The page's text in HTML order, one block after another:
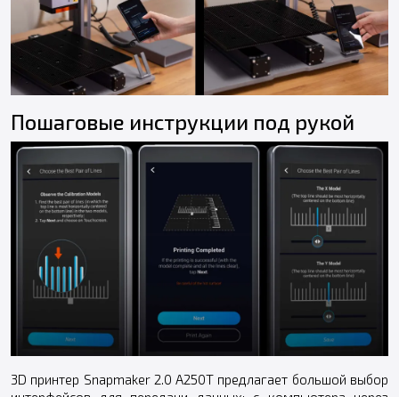
Пошаговые инструкции под рукой
3D принтер Snapmaker 2.0 A250T предлагает большой выбор